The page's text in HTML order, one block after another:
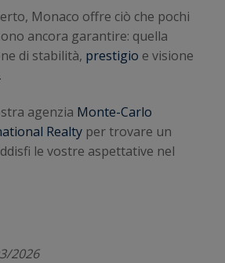
Monaco offre ciò che pochi
ancora garantire: quella
di stabilità, prestigio e visione
agenzia Monte-Carlo
Realty per trovare un
le vostre aspettative nel
2026